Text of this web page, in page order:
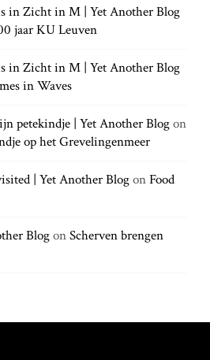
h
in Zicht in M | Yet Another Blog
jaar KU Leuven
in Zicht in M | Yet Another Blog
in Waves
petekindje | Yet Another Blogon
op het Grevelingenmeer
| Yet Another BlogonFood
BlogonScherven brengen